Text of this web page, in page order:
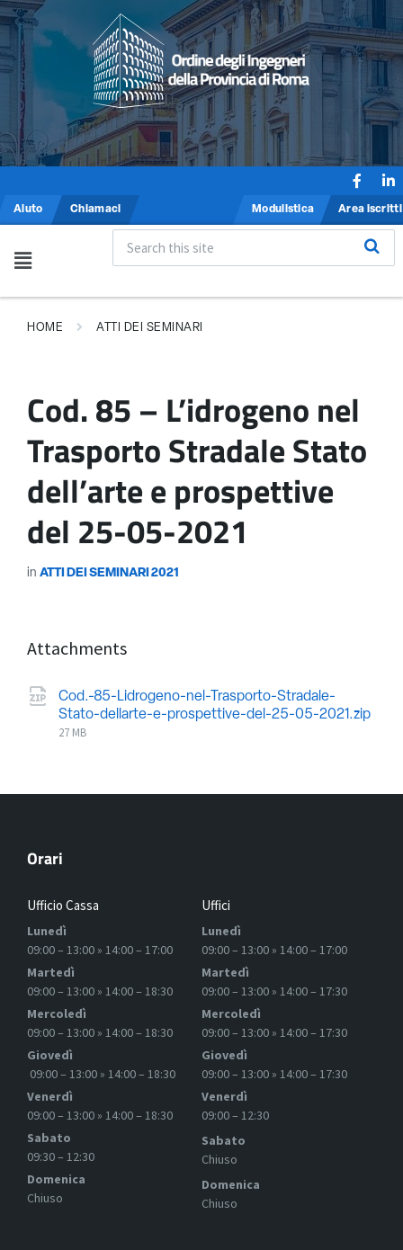
Aiuto Chiamaci Modulistica Area iscritti
HOME ATTI DEI SEMINARI
Cod. 85 – L’idrogeno nel
Trasporto Stradale Stato
dell’arte e prospettive
del 25-05-2021
in ATTI DEI SEMINARI 2021
Attachments
Cod.-85-Lidrogeno-nel-Trasporto-Stradale-
Stato-dellarte-e-prospettive-del-25-05-2021.zip
27 MB
Orari
Ufficio Cassa
Lunedì
09:00 – 13:00 » 14:00 – 17:00
Martedì
09:00 – 13:00 » 14:00 – 18:30
Mercoledì
09:00 – 13:00 » 14:00 – 18:30
Giovedì
09:00 – 13:00 » 14:00 – 18:30
Venerdì
09:00 – 13:00 » 14:00 – 18:30
Sabato
09:30 – 12:30
Domenica
Chiuso
Uffici
Lunedì
09:00 – 13:00 » 14:00 – 17:00
Martedì
09:00 – 13:00 » 14:00 – 17:30
Mercoledì
09:00 – 13:00 » 14:00 – 17:30
Giovedì
09:00 – 13:00 » 14:00 – 17:30
Venerdì
09:00 – 12:30
Sabato
Chiuso
Domenica
Chiuso